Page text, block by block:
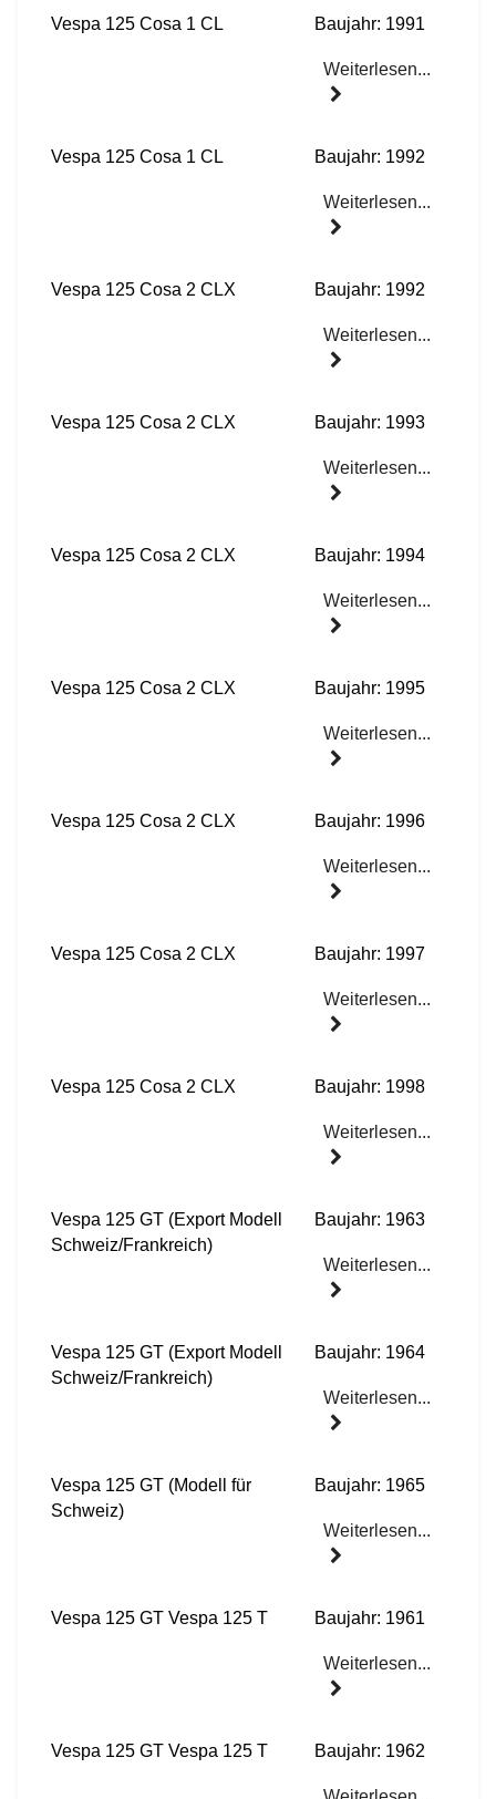
Vespa 125 Cosa 1 CL Baujahr: 1991
Weiterlesen...
Vespa 125 Cosa 1 CL Baujahr: 1992
Weiterlesen...
Vespa 125 Cosa 2 CLX Baujahr: 1992
Weiterlesen...
Vespa 125 Cosa 2 CLX Baujahr: 1993
Weiterlesen...
Vespa 125 Cosa 2 CLX Baujahr: 1994
Weiterlesen...
Vespa 125 Cosa 2 CLX Baujahr: 1995
Weiterlesen...
Vespa 125 Cosa 2 CLX Baujahr: 1996
Weiterlesen...
Vespa 125 Cosa 2 CLX Baujahr: 1997
Weiterlesen...
Vespa 125 Cosa 2 CLX Baujahr: 1998
Weiterlesen...
Vespa 125 GT (Export Modell
Schweiz/Frankreich)
Baujahr: 1963
Weiterlesen...
Vespa 125 GT (Export Modell
Schweiz/Frankreich)
Baujahr: 1964
Weiterlesen...
Vespa 125 GT (Modell für
Schweiz)
Baujahr: 1965
Weiterlesen...
Vespa 125 GT Vespa 125 T Baujahr: 1961
Weiterlesen...
Vespa 125 GT Vespa 125 T Baujahr: 1962